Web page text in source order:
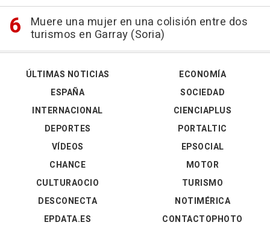
Muere una mujer en una colisión entre dos
turismos en Garray (Soria)
ÚLTIMAS NOTICIAS
ESPAÑA
INTERNACIONAL
DEPORTES
VÍDEOS
ECONOMÍA
SOCIEDAD
CIENCIAPLUS
PORTALTIC
EPSOCIAL
CHANCE
CULTURAOCIO
DESCONECTA
EPDATA.ES
MOTOR
TURISMO
NOTIMÉRICA
CONTACTOPHOTO